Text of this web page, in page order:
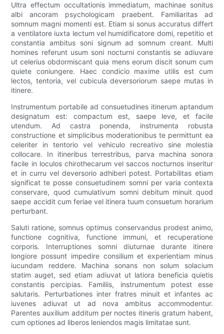
Ultra effectum occultationis immediatum, machinae sonitus
albi ancoram psychologicam praebent. Familiaritas ad
somnum magni momenti est. Etiam si sonus accuratus differt
a ventilatore iuxta lectum vel humidificatore domi, repetitio et
constantia ambitus soni signum ad somnum creant. Multi
homines referunt usum soni nocturni constantis se adiuvare
ut celerius obdormiscant quia mens eorum discit sonum cum
quiete coniungere. Haec condicio maxime utilis est cum
lectos, tentoria, vel cubicula deversoriorum saepe mutas in
itinere.
Instrumentum portabile ad consuetudines itinerum aptandum
designatum est: compactum est, saepe leve, et facile
utendum. Ad castra ponenda, instrumenta robusta
constructione et simplicibus moderationibus te permittunt ea
celeriter in tentorio vel vehiculo recreativo sine molestia
collocare. In itineribus terrestribus, parva machina sonora
facile in loculos chirothecarum vel saccos nocturnos inseritur
et in curru vel deversorio adhiberi potest. Portabilitas etiam
significat te posse consuetudinem somni per varia contexta
conservare, quod cumulativum somni debitum minuit quod
saepe accidit cum feriae vel itinera tuum consuetum horarium
perturbant.
Saluti ratione, somnus optimus conservandus prodest animo,
functione cognitiva, functione immuni, et recuperatione
corporis. Interruptiones somni diuturnae durante itinere
longiore possunt impedire consilium et experientiam minus
iucundam reddere. Machina sonans non solum solacium
statim auget, sed etiam adiuvat ut latiora beneficia quietis
constantis percipias. Familiis, instrumentum potest esse
salutaris. Perturbationes inter fratres minuit et infantes ac
iuvenes adiuvat ut ad nova ambitus accommodentur.
Parentes auxilium additum per noctes itineris gratum habent,
cum optiones ad liberos leniendos magis limitatae sunt.